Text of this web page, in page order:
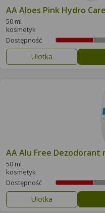
AA Aloes Pink Hydro
50 ml
kosmetyk
Dostępność
Ulotka
AA Alu Free Dezodorant
50 ml
kosmetyk
Dostępność
Ulotka